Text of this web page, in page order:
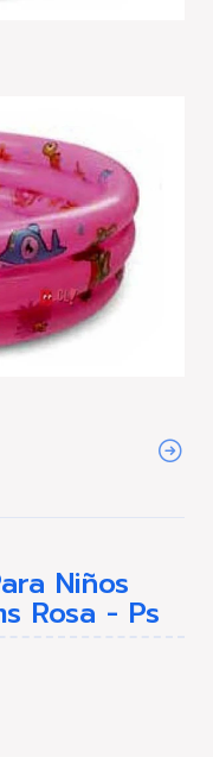
Niños
Rosa - Ps